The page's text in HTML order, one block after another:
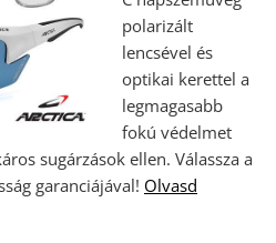
polarizált
lencsével és
optikai kerettel a
legmagasabb
fokú védelmet
sugárzások ellen. Válassza a
garanciájával! Olvasd